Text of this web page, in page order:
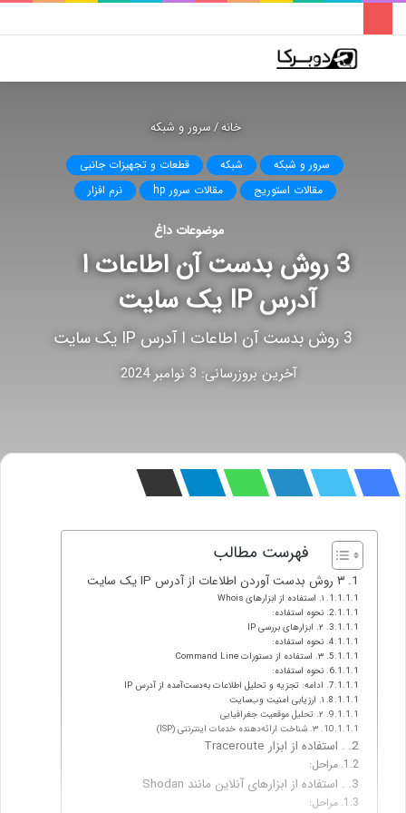
پوسته
فهرست
خانه/سرور و شبکه
سرور و شبکه شبکه
قطعات و تجهیزات جانبی
مقالات استوریج
مقالات سرور hp نرم افزار
موضوعات داغ
3 روش بدست آن اطاعات ا
آدرس IP یک سایت
3 روش بدست آن اطاعات ا آدرس IP یک سایت
آخرین بروزرسانی: 3 نوامبر 2024
فهرست مطالب
۳ روش بدست آوردن اطلاعات از آدرس IP یک سایت
۱. استفاده از ابزارهای Whois
نحوه استفاده:
۲. ابزارهای بررسی IP
نحوه استفاده:
۳. استفاده از دستورات Command Line
نحوه استفاده:
ادامه: تجزیه و تحلیل اطلاعات به‌دست‌آمده از آدرس IP
۱. ارزیابی امنیت وب‌سایت
۲. تحلیل موقعیت جغرافیایی
۳. شناخت ارائه‌دهنده خدمات اینترنتی (ISP)
. استفاده از ابزار Traceroute
مراحل:
. استفاده از ابزارهای آنلاین مانند Shodan
مراحل: